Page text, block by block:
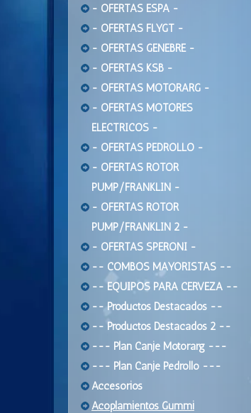
- OFERTAS ESPA -
- OFERTAS FLYGT -
- OFERTAS GENEBRE -
- OFERTAS KSB -
- OFERTAS MOTORARG -
- OFERTAS MOTORES
ELECTRICOS -
- OFERTAS PEDROLLO -
- OFERTAS ROTOR
PUMP/FRANKLIN -
- OFERTAS ROTOR
PUMP/FRANKLIN 2 -
- OFERTAS SPERONI -
-- COMBOS MAYORISTAS --
-- EQUIPOS PARA CERVEZA --
-- Productos Destacados --
-- Productos Destacados 2 --
--- Plan Canje Motorarg ---
--- Plan Canje Pedrollo ---
Accesorios
Acoplamientos Gummi